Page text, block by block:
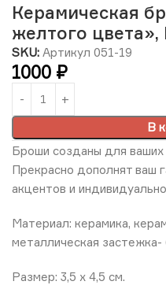
Керамическая
желтого
SKU: Артикул 051-19
1000 ₽
В
Броши созданы для
Прекрасно дополнят ваш
акцентов и
Материал: керамика,
металлическая застежка-
Размер: 3,5 х 4,5 см.